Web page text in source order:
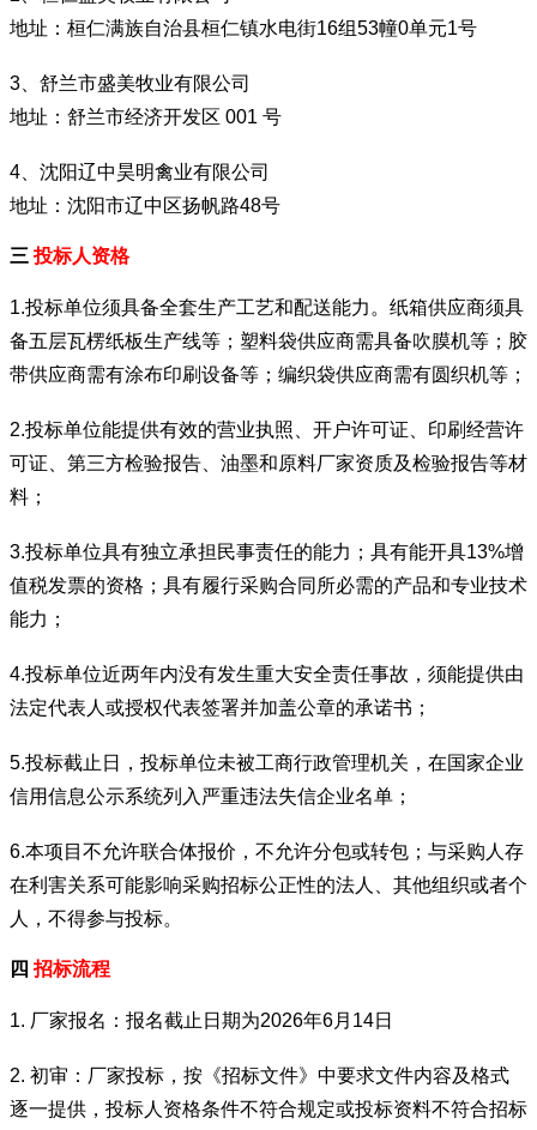
地址：桓仁满族自治县桓仁镇水电街16组53幢0单元1号
3、舒兰市盛美牧业有限公司
地址：舒兰市经济开发区 001 号
4、沈阳辽中昊明禽业有限公司
地址：沈阳市辽中区扬帆路48号
三投标人资格
1.投标单位须具备全套生产工艺和配送能力。纸箱供应商须具
备五层瓦楞纸板生产线等；塑料袋供应商需具备吹膜机等；胶
带供应商需有涂布印刷设备等；编织袋供应商需有圆织机等；
2.投标单位能提供有效的营业执照、开户许可证、印刷经营许
可证、第三方检验报告、油墨和原料厂家资质及检验报告等材
料；
3.投标单位具有独立承担民事责任的能力；具有能开具13%增
值税发票的资格；具有履行采购合同所必需的产品和专业技术
能力；
4.投标单位近两年内没有发生重大安全责任事故，须能提供由
法定代表人或授权代表签署并加盖公章的承诺书；
5.投标截止日，投标单位未被工商行政管理机关，在国家企业
信用信息公示系统列入严重违法失信企业名单；
6.本项目不允许联合体报价，不允许分包或转包；与采购人存
在利害关系可能影响采购招标公正性的法人、其他组织或者个
人，不得参与投标。
四 招标流程
1. 厂家报名：报名截止日期为2026年6月14日
2. 初审：厂家投标，按《招标文件》中要求文件内容及格式
逐一提供，投标人资格条件不符合规定或投标资料不符合招标